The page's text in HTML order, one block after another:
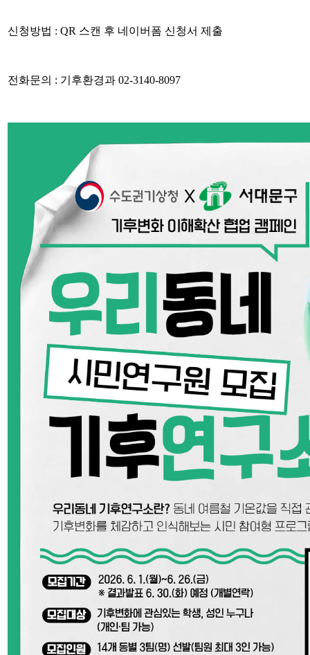
신청방법 : QR 스캔 후 네이버폼 신청서 제출
전화문의 : 기후환경과 02-3140-8097